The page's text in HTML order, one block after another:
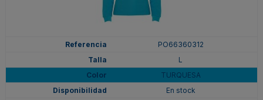
PO66360312
L
TURQUESA
En stock